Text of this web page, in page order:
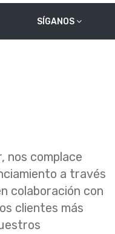
SÍGANOS
nos complace
a través
colaboración con
clientes más